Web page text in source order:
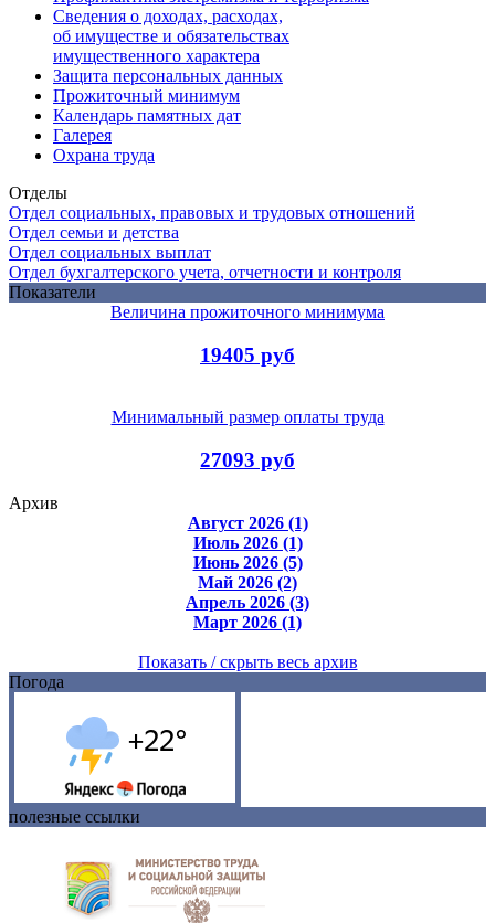
Сведения о доходах, расходах,
об имуществе и обязательствах
имущественного характера
Защита персональных данных
Прожиточный минимум
Календарь памятных дат
Галерея
Охрана труда
Отделы
Отдел социальных, правовых и трудовых отношений
Отдел семьи и детства
Отдел социальных выплат
Отдел бухгалтерского учета, отчетности и контроля
Показатели
Величина прожиточного минимума
19405 руб
Минимальный размер оплаты труда
27093 руб
Архив
Август 2026 (1)
Июль 2026 (1)
Июнь 2026 (5)
Май 2026 (2)
Апрель 2026 (3)
Март 2026 (1)
Показать / скрыть весь архив
Погода
полезные ссылки